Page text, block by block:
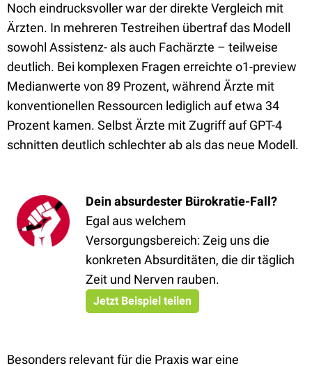
Noch eindrucksvoller war der direkte Vergleich mit
Ärzten. In mehreren Testreihen übertraf das Modell
sowohl Assistenz- als auch Fachärzte – teilweise
deutlich. Bei komplexen Fragen erreichte o1-preview
Medianwerte von 89 Prozent, während Ärzte mit
konventionellen Ressourcen lediglich auf etwa 34
Prozent kamen. Selbst Ärzte mit Zugriff auf GPT-4
schnitten deutlich schlechter ab als das neue Modell.
Dein absurdester Bürokratie-Fall?
Egal aus welchem
Versorgungsbereich: Zeig uns die
konkreten Absurditäten, die dir täglich
Zeit und Nerven rauben.
Jetzt Beispiel teilen
Besonders relevant für die Praxis war eine